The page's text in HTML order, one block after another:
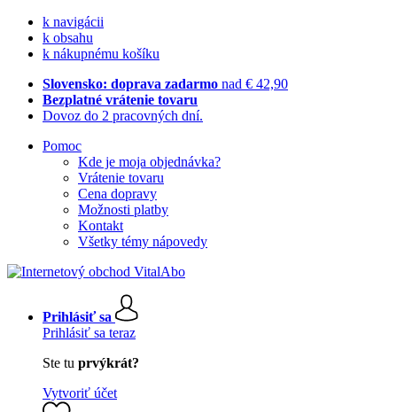
k navigácii
k obsahu
k nákupnému košíku
Slovensko: doprava zadarmo nad € 42,90
Bezplatné vrátenie tovaru
Dovoz do 2 pracovných dní.
Pomoc
Kde je moja objednávka?
Vrátenie tovaru
Cena dopravy
Možnosti platby
Kontakt
Všetky témy nápovedy
Prihlásiť sa
Prihlásiť sa teraz
Ste tu prvýkrát?
Vytvoriť účet